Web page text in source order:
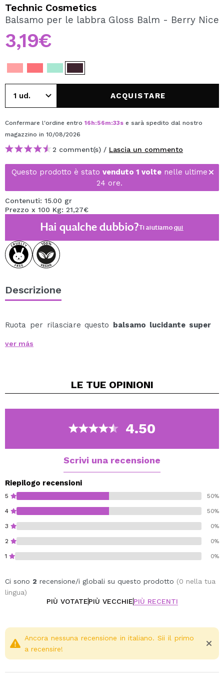
Creando un account su Maquibeauty.it potrai fare i tuoi
acquisti velocemente, controllare lo stato dei tuoi ordini e
consultare le tue operazioni precedenti.
CREARE UN ACCOUNT
Technic Cosmetics
Balsamo per le labbra Gloss Balm - Berry Nice
3,19€
ACQUISTARE
Confermare l'ordine entro 16h:56m:33s e sarà spedito dal nostro
magazzino in 10/08/2026
2 comment(s) / Lascia un commento
Questo prodotto è stato venduto 1 volte nelle ultime
24 ore.
Contenuti: 15.00 gr
Prezzo x 100 Kg: 21,27€
Hai qualche dubbio?Ti aiutiamoqui
Descrizione
Ruota per rilasciare questo balsamo lucidante super
Applicalo sulle labbra per un immediato tocco di
labbra, mantenendole idratate per tutto il giorno.
Technic Cosmetics
Vegan.
ver más
LE TUE OPINIONI
4.50
Scrivi una recensione
Riepilogo recensioni
5 50%
4 50%
3 0%
2 0%
1 0%
Ci sono 2 recensione/i globali su questo prodotto (0 nella tua
lingua)
PIÙ VOTATEPIÙ VECCHIEPIÙ RECENTI
Ancora nessuna recensione in italiano. Sii il primo
a recensire!